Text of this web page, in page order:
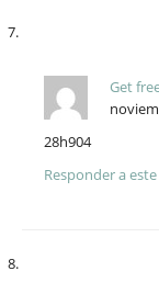
Get
28h904
Responder a